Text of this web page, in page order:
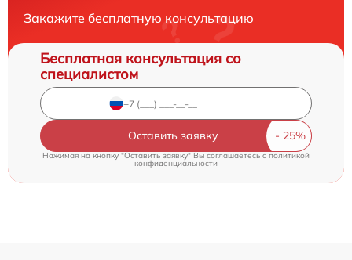
Закажите бесплатную консультацию
Бесплатная консультация со
специалистом
Оставить заявку
Нажимая на кнопку "Оставить заявку" Вы соглашаетесь c политикой
конфиденциальности